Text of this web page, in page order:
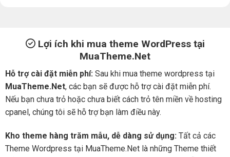
Lợi ích khi mua theme WordPress tại
MuaTheme.Net
Hỗ trợ cài đặt miễn phí: Sau khi mua theme wordpress tại
MuaTheme.Net, các bạn sẽ được hỗ trợ cài đặt miễn phí.
Nếu bạn chưa trỏ hoặc chưa biết cách trỏ tên miền về hosting
cpanel, chúng tôi sẽ hỗ trợ bạn làm điều này.
Kho theme hàng trăm mẫu, dễ dàng sử dụng: Tất cả các
Theme Wordpress tại MuaTheme.Net là những Theme thiết